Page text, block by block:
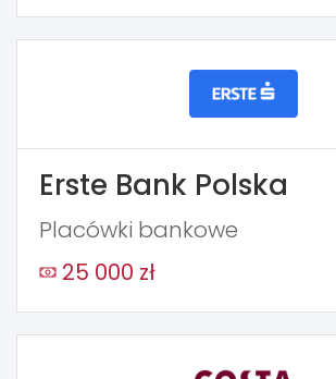
Erste Bank Polska
Placówki bankowe
25 000 zł